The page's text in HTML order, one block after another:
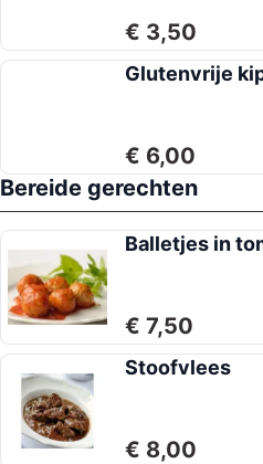
€ 3,50
Glutenvrije
€ 6,00
Bereide gerechten
Balletjes in
€ 7,50
Stoofvlees
€ 8,00